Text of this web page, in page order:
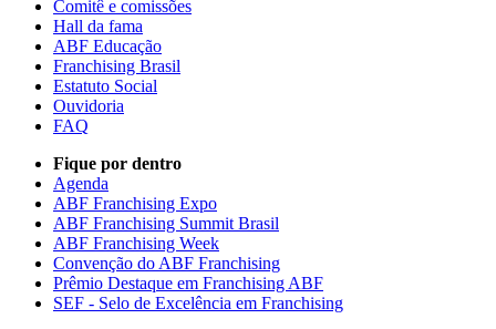
Comitê e comissões
Hall da fama
ABF Educação
Franchising Brasil
Estatuto Social
Ouvidoria
FAQ
Fique por dentro
Agenda
ABF Franchising Expo
ABF Franchising Summit Brasil
ABF Franchising Week
Convenção do ABF Franchising
Prêmio Destaque em Franchising ABF
SEF - Selo de Excelência em Franchising